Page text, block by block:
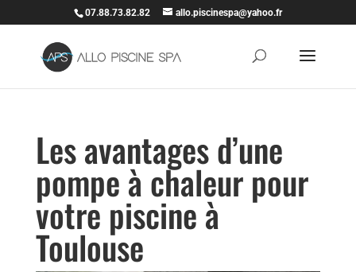
07.88.73.82.82 allo.piscinespa@yahoo.fr
Les avantages d’une
pompe à chaleur pour
votre piscine à
Toulouse